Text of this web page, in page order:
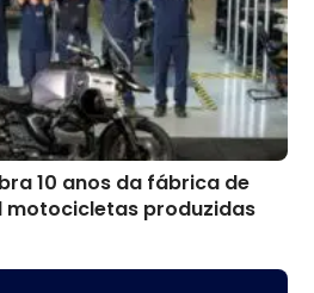
10 anos da fábrica de
motocicletas produzidas